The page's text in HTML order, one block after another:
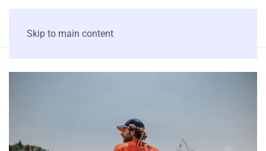
Skip to main content